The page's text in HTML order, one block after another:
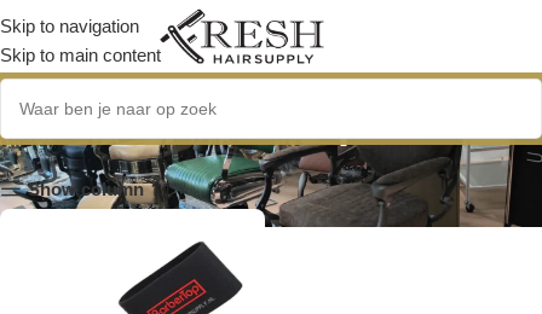
Skip to navigation
Skip to main content
Siliconen Antislip
Show column